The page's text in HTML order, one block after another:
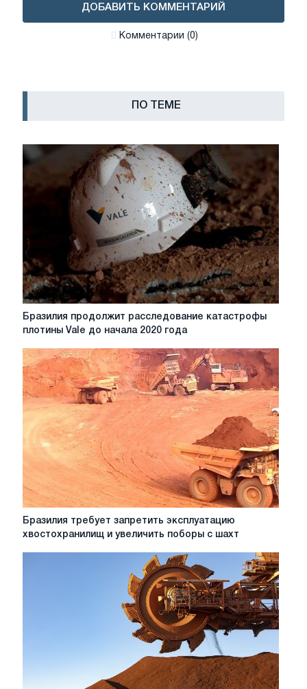
ДОБАВИТЬ КОММЕНТАРИЙ
Комментарии (0)
ПО ТЕМЕ
Бразилия
продолжит
катастрофы
плотины
Vale
до
начала
года
Бразилия продолжит расследование катастрофы
плотины Vale до начала 2020 года
Бразилия
Бразилия требует запретить эксплуатацию
хвостохранилищ и увеличить поборы с шахт